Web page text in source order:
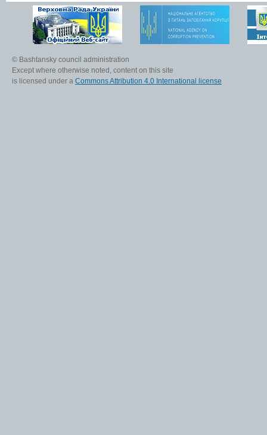
© Bashtansky council administration
Except where otherwise noted, content on this site
is licensed under a Commons Attribution 4.0 International license